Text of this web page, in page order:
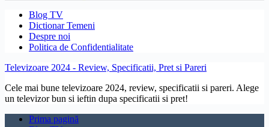
Blog TV
Dictionar Temeni
Despre noi
Politica de Confidentialitate
Televizoare 2024 - Review, Specificatii, Pret si Pareri
Cele mai bune televizoare 2024, review, specificatii si pareri. Alege
un televizor bun si ieftin dupa specificatii si pret!
Prima pagină